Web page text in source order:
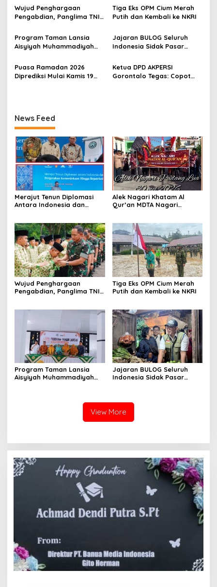
p
o
s
Wujud Penghargaan
Pengabdian, Panglima TNI
Ratusan Prajurit dan ASN
TNI
Tiga Eks OPM Cium Merah
Putih dan Kembali ke NKRI
Program Taman Lansia
Aisyiyah Muhammadiyah
Pesantren Lansia
Jajaran BULOG Seluruh
Indonesia Sidak Pasar
Harga Beras dan Minyakita
Stabil Selama Ramadhan
dan Lebaran 2026
Puasa Ramadan 2026
Diprediksi Mulai Kamis 19
Ketua DPD AKPERSI
Gorontalo Tegas: Copot
News Feed
Merajut Tenun Diplomasi
Antara Indonesia dan
Alek Nagari Khatam Al
Qur’an MDTA Nagari
Wujud Penghargaan
Pengabdian, Panglima TNI
Tiga Eks OPM Cium Merah
Putih dan Kembali ke NKRI
Program Taman Lansia
Aisyiyah Muhammadiyah
Jajaran BULOG Seluruh
Indonesia Sidak Pasar
Stabil Selama Ramadhan
dan Lebaran 2026
View More